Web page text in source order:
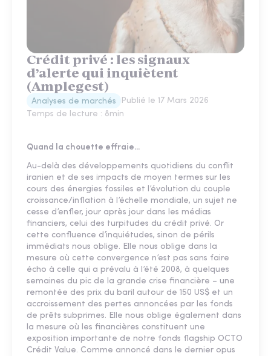
Crédit privé : les signaux
d’alerte qui inquiètent
(Amplegest)
Analyses de marchés Publié le 17 Mars 2026
Temps de lecture : 8min
Quand la chouette effraie...
Au-delà des développements quotidiens du conflit
iranien et de ses impacts de moyen termes sur les
cours des énergies fossiles et l’évolution du couple
croissance/inflation à l’échelle mondiale, un sujet ne
cesse d’enfler, jour après jour dans les médias
financiers, celui des turpitudes du crédit privé. Or
cette confluence d’inquiétudes, sinon de périls
immédiats nous oblige. Elle nous oblige dans la
mesure où cette convergence n’est pas sans faire
écho à celle qui a prévalu à l’été 2008, à quelques
semaines du pic de la grande crise financière – une
remontée des prix du baril autour de 150 US$ et un
accroissement des pertes annoncées par les fonds
de prêts subprimes. Elle nous oblige également dans
la mesure où les financières constituent une
exposition importante de notre fonds flagship OCTO
Crédit Value. Comme annoncé dans le dernier opus